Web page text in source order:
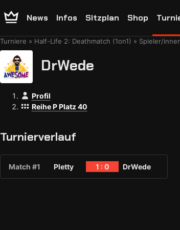
News Infos Sitzplan Shop
Turniere Half-Life 2: Deathmatch (1on1) Spieler/
DrWede
Profil
Reihe P Platz 40
Turnierverlauf
Match #1 Pletty 1 : 0 DrWede